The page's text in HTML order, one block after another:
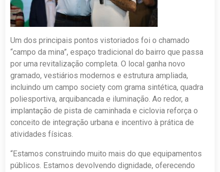
Um dos principais pontos vistoriados foi o chamado
“campo da mina”, espaço tradicional do bairro que passa
por uma revitalização completa. O local ganha novo
gramado, vestiários modernos e estrutura ampliada,
incluindo um campo society com grama sintética, quadra
poliesportiva, arquibancada e iluminação. Ao redor, a
implantação de pista de caminhada e ciclovia reforça o
conceito de integração urbana e incentivo à prática de
atividades físicas.
“Estamos construindo muito mais do que equipamentos
públicos. Estamos devolvendo dignidade, oferecendo